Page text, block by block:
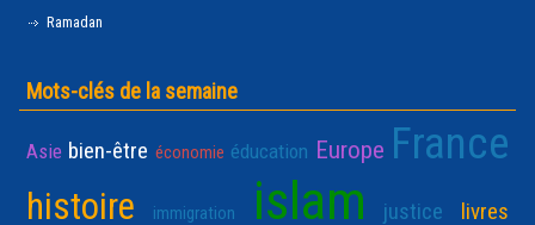
Ramadan
Mots-clés de la semaine
Asie bien-être économie éducation Europe France
histoire immigration islam justice livres